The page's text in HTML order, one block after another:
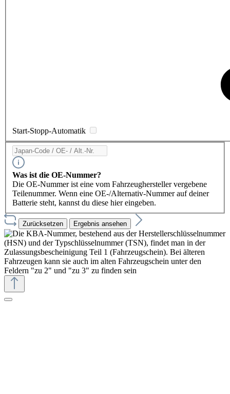
Start-Stopp-Automatik
Was ist die OE-Nummer?
Die OE-Nummer ist eine vom Fahrzeughersteller vergebene
Teilenummer. Wenn eine OE-/Alternativ-Nummer auf deiner
Batterie steht, kannst du diese hier eingeben.